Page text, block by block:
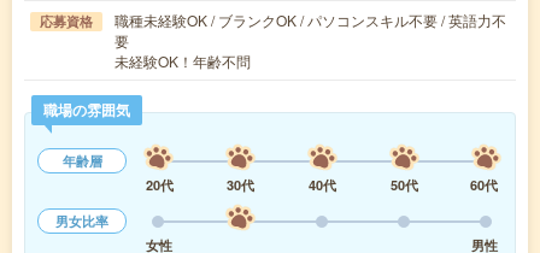
応募資格
職種未経験OK / ブランクOK / パソコンスキル不要 / 英語力不
要
未経験OK！年齢不問
職場の雰囲気
年齢層
20代
30代 40代 50代
60代
男女比率
女性
男性